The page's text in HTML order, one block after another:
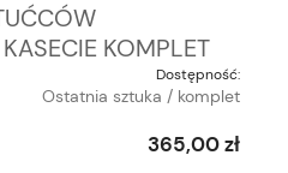
KOMPLET
Dostępność:
Ostatnia sztuka / komplet
365,00 zł